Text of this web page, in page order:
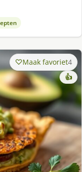
Maak favoriet4
👍